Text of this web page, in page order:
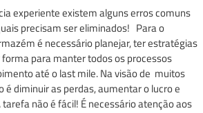
experiente existem alguns erros comuns
precisam ser eliminados! Para o
é necessário planejar, ter estratégias
para manter todos os processos
até o last mile. Na visão de muitos
é diminuir as perdas, aumentar o lucro e
não é fácil! É necessário atenção aos